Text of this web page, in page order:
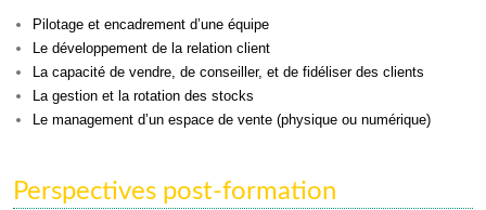
Pilotage et encadrement d’une équipe
Le développement de la relation client
La capacité de vendre, de conseiller, et de fidéliser des clients
La gestion et la rotation des stocks
Le management d’un espace de vente (physique ou numérique)
Perspectives post-formation